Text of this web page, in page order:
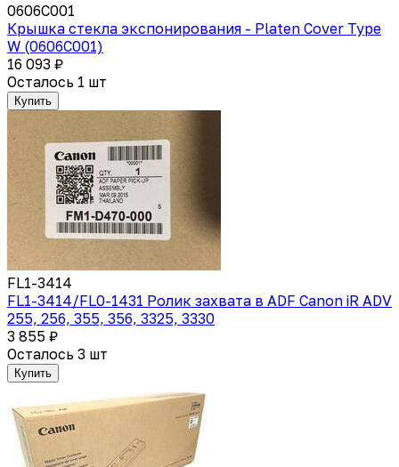
0606C001
Крышка стекла экспонирования - Platen Cover Type
W (0606C001)
16 093 ₽
Осталось 1 шт
Купить
FL1-3414
FL1-3414/FL0-1431 Ролик захвата в ADF Canon iR ADV
255, 256, 355, 356, 3325, 3330
3 855 ₽
Осталось 3 шт
Купить